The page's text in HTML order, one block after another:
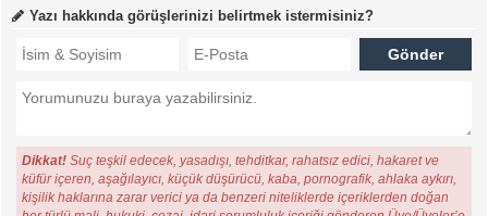
Yazı hakkında görüşlerinizi belirtmek istermisiniz?
Dikkat! Suç teşkil edecek, yasadışı, tehditkar, rahatsız edici, hakaret ve
küfür içeren, aşağılayıcı, küçük düşürücü, kaba, pornografik, ahlaka aykırı,
kişilik haklarına zarar verici ya da benzeri niteliklerde içeriklerden doğan